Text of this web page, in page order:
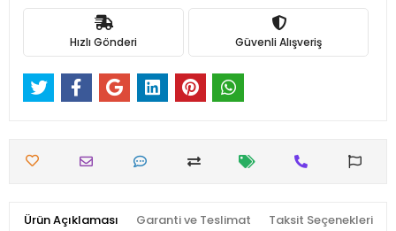
Hızlı Gönderi Güvenli Alışveriş
Ürün Açıklaması Garanti ve Teslimat Taksit Seçenekleri